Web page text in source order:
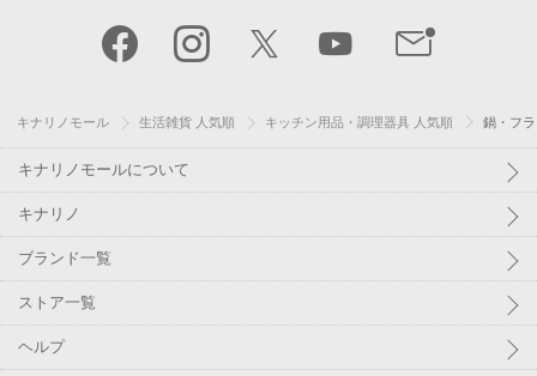
キナリノモール 生活雑貨 人気順 キッチン用品・調理器具 人気順 鍋・フ
キナリノモールについて
キナリノ
ブランド一覧
ストア一覧
ヘルプ